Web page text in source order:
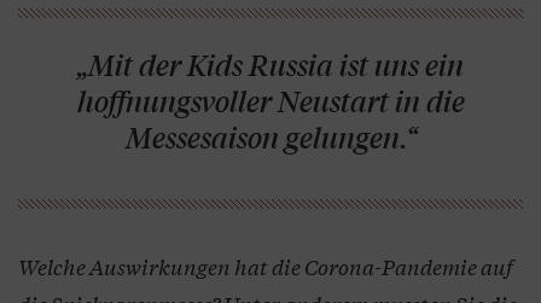
„Mit der Kids Russia ist uns ein
hoffnungsvoller Neustart in die
Messesaison gelungen.“
Welche Auswirkungen hat die Corona-Pandemie auf